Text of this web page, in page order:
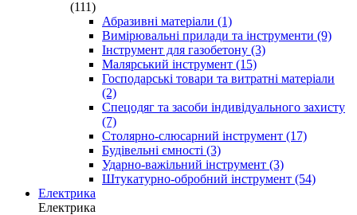
(111)
Абразивні матеріали (1)
Вимірювальні прилади та інструменти (9)
Інструмент для газобетону (3)
Малярський інструмент (15)
Господарські товари та витратні матеріали
(2)
Спецодяг та засоби індивідуального захисту
(7)
Столярно-слюсарний інструмент (17)
Будівельні ємності (3)
Ударно-важільний інструмент (3)
Штукатурно-обробний інструмент (54)
Електрика
Електрика